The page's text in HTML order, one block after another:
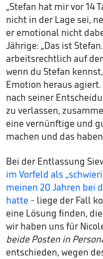
„Stefan hat mir vor 14
nicht in der Lage sei,
er emotional nicht
Jährige: „Das ist
arbeitsrechtlich auf
wenn du Stefan
Emotion heraus
nach seiner
zu verlassen,
eine vernünftige und
machen und das
Bei der Entlassung
im Vorfeld als
meinen 20 Jahren bei
hatte - liege der Fall
eine Lösung finden,
wir haben uns für
beide Posten in
entschieden, wegen